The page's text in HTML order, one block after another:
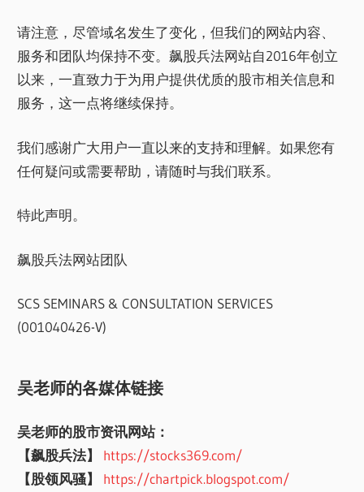
请注意，尽管域名发生了变化，但我们的网站内容、
服务和团队均保持不变。飙股兵法网站自2016年创立
以来，一直致力于为用户提供优质的股市相关信息和
服务，这一点将继续保持。
我们感谢广大用户一直以来的支持和理解。如果您有
任何疑问或需要帮助，请随时与我们联系。
特此声明。
飙股兵法网站团队
SCS SEMINARS & CONSULTATION SERVICES
(001040426-V)
吴老师的各媒体链接
吴老师的股市资讯网站：
【飙股兵法】
https://stocks369.com/
【股领风骚】
https://chartpick.blogspot.com/